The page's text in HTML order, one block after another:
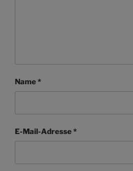
Name*
E-Mail-Adresse*